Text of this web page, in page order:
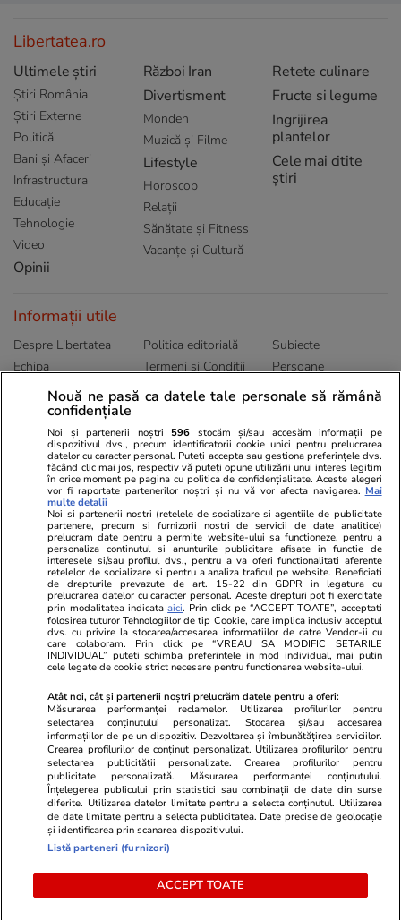
Libertatea.ro
Ultimele știri
Știri România
Știri Externe
Politică
Bani și Afaceri
Infrastructura
Educație
Tehnologie
Video
Opinii
Război Iran
Divertisment
Monden
Muzică și Filme
Lifestyle
Horoscop
Relații
Sănătate și Fitness
Vacanțe și Cultură
Retete culinare
Fructe si legume
Ingrijirea
plantelor
Cele mai citite
știri
Informații utile
Despre Libertatea
Echipa
Publicitate
Politica de
Politica editorială
Termeni și Conditii
Abonamente
Subiecte
Persoane
Sitemap
Ringier România
Libertatea pentru
Unica.ro
Program TV
Avantaje
ELLE
Gazeta Sporturilor
Stiri mondene
Calculator sarcina
Ajută Copiii
Locuri de muncă
Imobiliare.ro
Jobradar24
Imoradar24
Colecții Libertatea
Pariază responsabil! Decizia ONJN nr. 821/25.09.2025.
Jocurile de noroc sunt interzise minorilor.
© 2026 Ringier Romania. Toate drepturile rezervate
Actualizare preferințe cookies
Nouă ne pasă ca datele tale personale să rămână
confidențiale
Noi și partenerii noștri 596 stocăm și/sau accesăm informații pe
dispozitivul dvs., precum identificatorii cookie unici pentru prelucrarea
datelor cu caracter personal. Puteți accepta sau gestiona preferințele dvs.
făcând clic mai jos, respectiv vă puteți opune utilizării unui interes legitim
în orice moment pe pagina cu politica de confidențialitate. Aceste alegeri
vor fi raportate partenerilor noștri și nu vă vor afecta navigarea. Mai
multe detalii
Noi si partenerii nostri (retelele de socializare si agentiile de publicitate
partenere, precum si furnizorii nostri de servicii de date analitice)
prelucram date pentru a permite website-ului sa functioneze, pentru a
personaliza continutul si anunturile publicitare afisate in functie de
interesele si/sau profilul dvs., pentru a va oferi functionalitati aferente
retelelor de socializare si pentru a analiza traficul pe website. Beneficiati
de drepturile prevazute de art. 15-22 din GDPR in legatura cu
prelucrarea datelor cu caracter personal. Aceste drepturi pot fi exercitate
prin modalitatea indicataaici. Prin click pe “ACCEPT TOATE”, acceptati
folosirea tuturor Tehnologiilor de tip Cookie, care implica inclusiv acceptul
dvs. cu privire la stocarea/accesarea informatiilor de catre Vendor-ii cu
care colaboram. Prin click pe “VREAU SA MODIFIC SETARILE
INDIVIDUAL” puteti schimba preferintele in mod individual, mai putin
cele legate de cookie strict necesare pentru functionarea website-ului.
Atât noi, cât și partenerii noștri prelucrăm datele pentru a oferi:
Măsurarea performanței reclamelor. Utilizarea profilurilor pentru
selectarea conținutului personalizat. Stocarea și/sau accesarea
informațiilor de pe un dispozitiv. Dezvoltarea și îmbunătățirea serviciilor.
Crearea profilurilor de conținut personalizat. Utilizarea profilurilor pentru
selectarea publicității personalizate. Crearea profilurilor pentru
publicitate personalizată. Măsurarea performanței conținutului.
Înțelegerea publicului prin statistici sau combinații de date din surse
diferite. Utilizarea datelor limitate pentru a selecta conținutul. Utilizarea
de date limitate pentru a selecta publicitatea. Date precise de geolocație
și identificarea prin scanarea dispozitivului.
Listă parteneri (furnizori)
ACCEPT TOATE